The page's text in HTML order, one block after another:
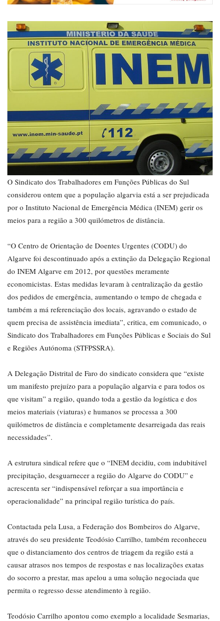
O Sindicato dos Trabalhadores em Funções Públicas do Sul
considerou ontem que a população algarvia está a ser prejudicada
por o Instituto Nacional de Emergência Médica (INEM) gerir os
meios para a região a 300 quilómetros de distância.
“O Centro de Orientação de Doentes Urgentes (CODU) do
Algarve foi descontinuado após a extinção da Delegação Regional
do INEM Algarve em 2012, por questões meramente
economicistas. Estas medidas levaram à centralização da gestão
dos pedidos de emergência, aumentando o tempo de chegada e
também a má referenciação dos locais, agravando o estado de
quem precisa de assistência imediata”, critica, em comunicado, o
Sindicato dos Trabalhadores em Funções Públicas e Sociais do Sul
e Regiões Autónoma (STFPSSRA).
A Delegação Distrital de Faro do sindicato considera que “existe
um manifesto prejuízo para a população algarvia e para todos os
que visitam” a região, quando toda a gestão da logística e dos
meios materiais (viaturas) e humanos se processa a 300
quilómetros de distância e completamente desarreigada das reais
necessidades”.
A estrutura sindical refere que o “INEM decidiu, com indubitável
precipitação, desguarnecer a região do Algarve do CODU” e
acrescenta ser “indispensável reforçar a sua importância e
operacionalidade” na principal região turística do país.
Contactada pela Lusa, a Federação dos Bombeiros do Algarve,
através do seu presidente Teodósio Carrilho, também reconheceu
que o distanciamento dos centros de triagem da região está a
causar atrasos nos tempos de respostas e nas localizações exatas
do socorro a prestar, mas apelou a uma solução negociada que
permita o regresso desse atendimento à região.
Teodósio Carrilho apontou como exemplo a localidade Sesmarias,